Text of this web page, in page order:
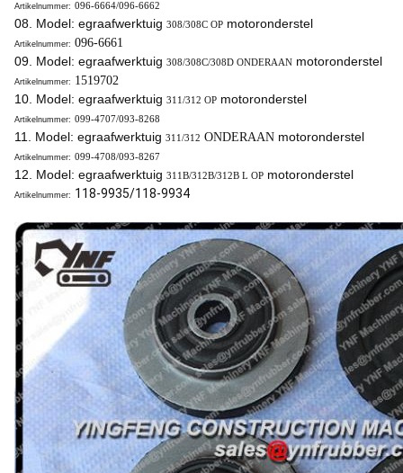
Artikelnummer: 096-6664/096-6662
08. Model: egraafwerktuig 308/308C OP motoronderstel
Artikelnummer: 096-6661
09. Model: egraafwerktuig 308/308C/308D ONDERAAN motoronderstel
Artikelnummer: 1519702
10. Model: egraafwerktuig 311/312 OP motoronderstel
Artikelnummer: 099-4707/093-8268
11. Model: egraafwerktuig 311/312 ONDERAAN motoronderstel
Artikelnummer: 099-4708/093-8267
12. Model: egraafwerktuig 311B/312B/312B L OP motoronderstel
Artikelnummer: 118-9935/118-9934